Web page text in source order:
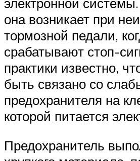
она возникает при
тормозной педали,
срабатывают стоп-
практики известно,
быть связано со
предохранителя на
которой питается
Предохранитель